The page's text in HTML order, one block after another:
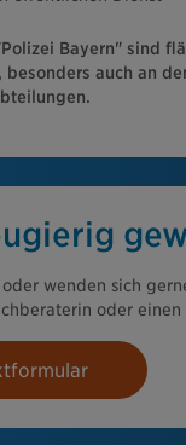
Bayern" sind
besonders auch an
wenden sich
oder einen